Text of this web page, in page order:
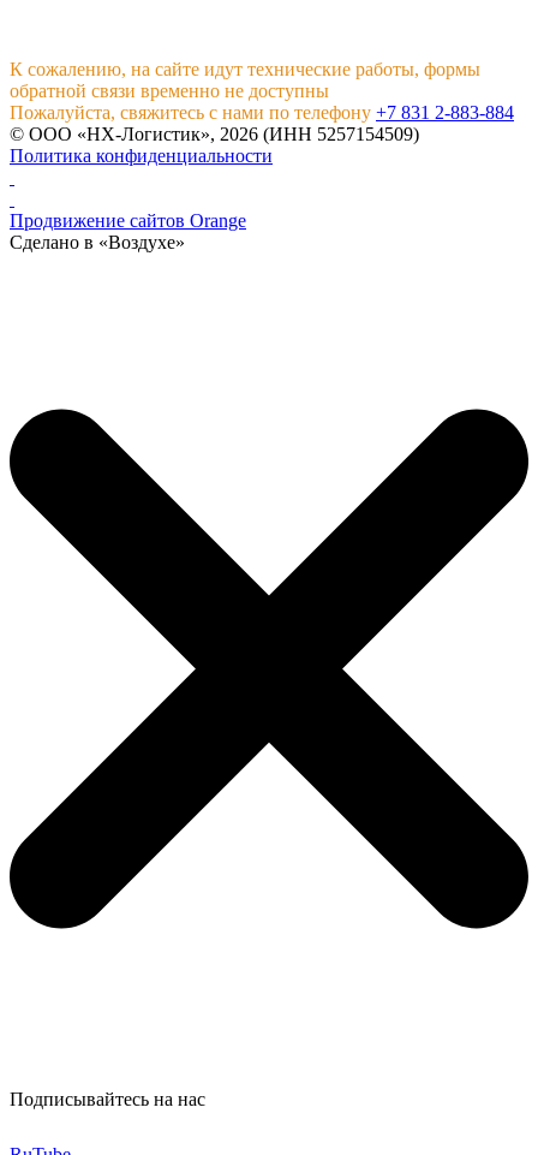
К сожалению, на сайте идут технические работы, формы
обратной связи временно не доступны
Пожалуйста, свяжитесь с нами по телефону +7 831 2-883-884
© ООО «НХ-Логистик», 2026 (ИНН 5257154509)
Политика конфиденциальности
Продвижение сайтов Orange
Сделано в «Воздухе»
Подписывайтесь на нас